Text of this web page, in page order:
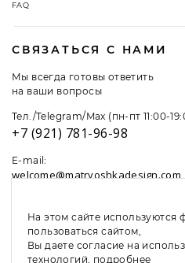
FAQ
СВЯЗАТЬСЯ С НАМИ
Мы всегда готовы ответить
на ваши вопросы
Тел./Telegram/Max (пн-пт 11:00-
+7 (921) 781-96-98
E-mail:
welcome@matryoshkadesign.com
На этом сайте
пользоваться сайтом,
Вы даете согласие на
технологий, подробнее